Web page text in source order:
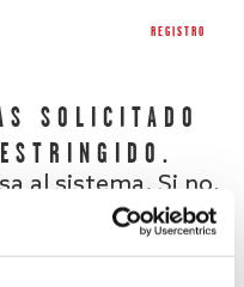
REGISTRO
SOLICITADO
al sistema. Si no,